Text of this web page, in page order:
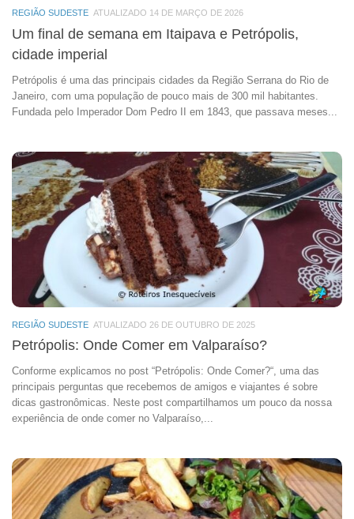
REGIÃO SUDESTE ATUALIZADO 14 DE MARÇO DE 2026
Um final de semana em Itaipava e Petrópolis,
cidade imperial
Petrópolis é uma das principais cidades da Região Serrana do Rio de
Janeiro, com uma população de pouco mais de 300 mil habitantes.
Fundada pelo Imperador Dom Pedro II em 1843, que passava meses...
REGIÃO SUDESTE ATUALIZADO 26 DE OUTUBRO DE 2025
Petrópolis: Onde Comer em Valparaíso?
Conforme explicamos no post “Petrópolis: Onde Comer?“, uma das
principais perguntas que recebemos de amigos e viajantes é sobre
dicas gastronômicas. Neste post compartilhamos um pouco da nossa
experiência de onde comer no Valparaíso,...